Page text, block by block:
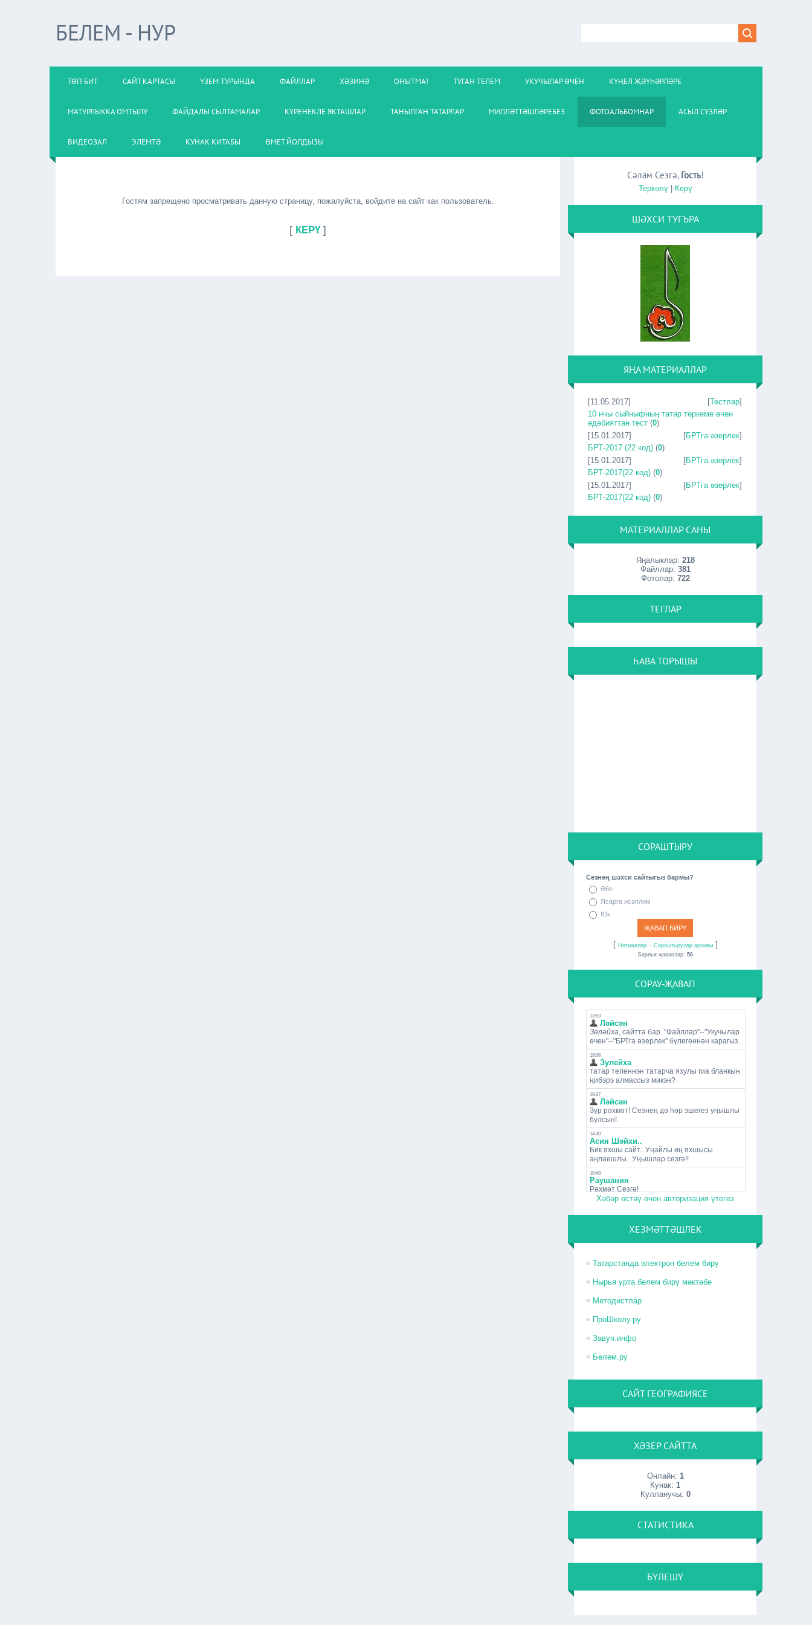
БЕЛЕМ - НУР
ТӨП БИТ САЙТ КАРТАСЫ ҮЗЕМ ТУРЫНДА ФАЙЛЛАР ХӘЗИНӘ ОНЫТМА! ТУГАН ТЕЛЕМ УКУЧЫЛАР ӨЧЕН КҮҢЕЛ ҖӘҮҺӘРЛӘРЕ
МАТУРЛЫККА ОМТЫЛУ ФАЙДАЛЫ СЫЛТАМАЛАР КҮРЕНЕКЛЕ ЯКТАШЛАР ТАНЫЛГАН ТАТАРЛАР МИЛЛӘТТӘШЛӘРЕБЕЗ ФОТОАЛЬБОМНАР АСЫЛ СҮЗЛӘР
ВИДЕОЗАЛ ЭЛЕМТӘ КУНАК КИТАБЫ ӨМЕТ ЙОЛДЫЗЫ
Гостям запрещено просматривать данную страницу, пожалуйста, войдите на сайт как пользователь.
[ КЕРҮ]
Сәлам Сезгә, Гость!
Теркәлү| Керү
ШӘХСИ ТУГЪРА
ЯҢА МАТЕРИАЛЛАР
[11.05.2017] [Тестлар]
10 нчы сыйныфның татар төркеме өчен
әдәбияттан тест (0)
[15.01.2017]
[БРТга әзерлек]
БРТ-2017 (22 код) (0)
[15.01.2017]
[БРТга әзерлек]
БРТ-2017(22 код) (0)
[15.01.2017]
[БРТга әзерлек]
БРТ-2017(22 код) (0)
МАТЕРИАЛЛАР САНЫ
Яңалыклар: 218
Файллар: 381
Фотолар: 722
ТЕГЛАР
ҺАВА ТОРЫШЫ
СОРАШТЫРУ
Сезнең шәхси сайтыгыз бармы?
Әйе
Ясарга исәплим
Юк
[ Нәтиҗәләр· Сораштырулар архивы]
Барлык җаваплар: 56
СОРАУ-ҖАВАП
Хәбәр өстәү өчен авторизация үтегез
ХЕЗМӘТТӘШЛЕК
Татарстанда электрон белем бирү
Нырья урта белем бирү мәктәбе
Методистлар
ПроШколу.ру
Завуч.инфо
Белем.ру
САЙТ ГЕОГРАФИЯСЕ
ХӘЗЕР САЙТТА
Онлайн: 1
Кунак:1
Кулланучы: 0
СТАТИСТИКА
БҮЛЕШҮ